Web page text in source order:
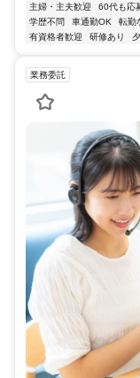
主婦・主夫歓迎
60代も応
学歴不問
車通勤OK 転勤
有資格者歓迎
研修あり
業務委託